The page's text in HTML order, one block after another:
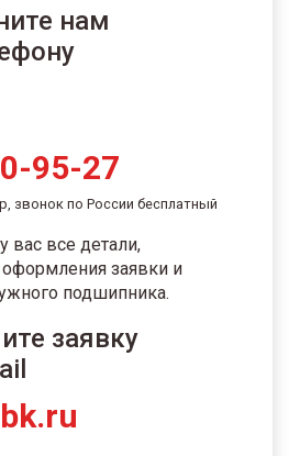
нам
95-27
звонок по России бесплатный
вас все детали,
заявки и
подшипника.
заявку